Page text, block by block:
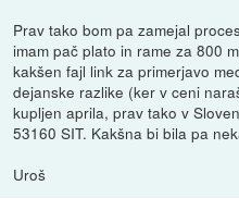
Prav tako bom pa zamejal
imam pač plato in rame za 800
kakšen fajl link za primerjavo
dejanske razlike (ker v ceni
kupljen aprila, prav tako v
53160 SIT. Kakšna bi bila pa
Uroš